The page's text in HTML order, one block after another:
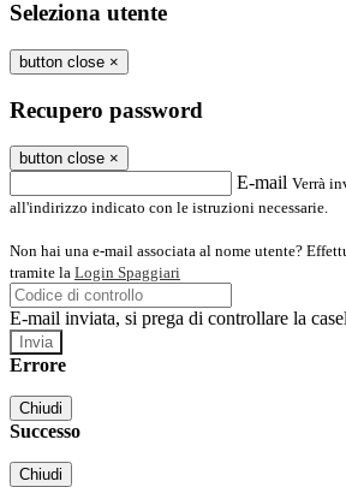
Seleziona utente
button close ×
Recupero password
button close ×
E-mail Verrà
all'indirizzo indicato con le istruzioni necessarie.
Non hai una e-mail associata al nome utente?
tramite la Login Spaggiari
E-mail inviata, si prega di controllare la
Errore
Chiudi
Successo
Chiudi